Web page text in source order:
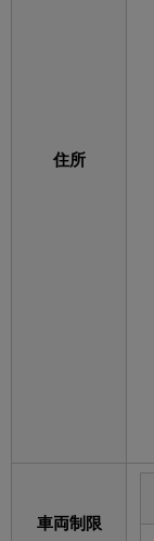
住所
車両制限